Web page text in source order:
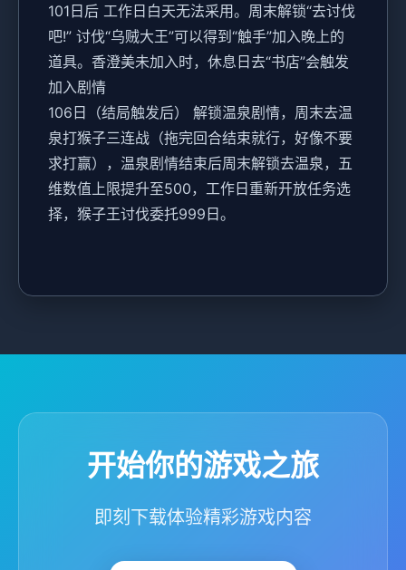
101日后 工作日白天无法采用。周末解锁“去讨伐
吧!” 讨伐“乌贼大王”可以得到“触手”加入晚上的
道具。香澄美未加入时，休息日去“书店”会触发
加入剧情
106日（结局触发后） 解锁温泉剧情，周末去温
泉打猴子三连战（拖完回合结束就行，好像不要
求打赢），温泉剧情结束后周末解锁去温泉，五
维数值上限提升至500，工作日重新开放任务选
择，猴子王讨伐委托999日。
开始你的游戏之旅
即刻下载体验精彩游戏内容